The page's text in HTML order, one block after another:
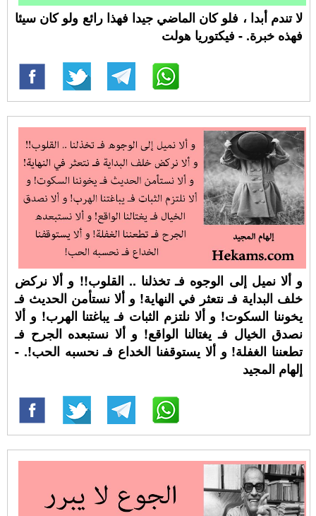
لا تندم أبدا ، فلو كان الماضي جيدا فهذا رائع ولو كان سيئا
فهذه خبرة. - فيكتوريا هولت
و ألا نميل إلى الوجوه فـ تخذلنا .. القلوب!! و ألا نركض
خلف البداية فـ نتعثر في النهاية! و ألا نستأمن الحديث فـ
يخوننا السكوت! و ألا نلتزم الثبات فـ يباغتنا الهرب! و ألا
نصدق الخيال فـ يغتالنا الواقع! و ألا نستبعده الجرح فـ
تطعننا الغفلة! و ألا يستوقفنا الخداع فـ نحسبه الحب!. -
إلهام المجيد